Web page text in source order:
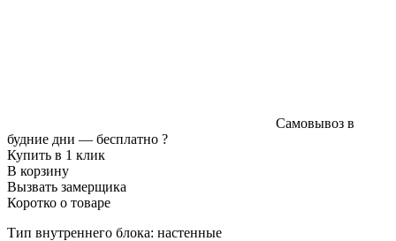
Самовывоз в
будние дни — бесплатно ?
Купить в 1 клик
В корзину
Вызвать замерщика
Коротко о товаре
Тип внутреннего блока: настенные